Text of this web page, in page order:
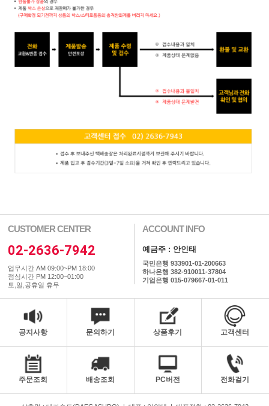
CUSTOMER CENTER
02-2636-7942
업무시간 AM 09:00~PM 18:00
점심시간 PM 12:00~01:00
토,일,공휴일 휴무
ACCOUNT INFO
예금주 : 안인태
국민은행 933901-01-200663
하나은행 382-910011-37804
기업은행 015-079667-01-011
공지사항 문의하기 상품후기 고객센터
주문조회 배송조회 PC버전 전화걸기